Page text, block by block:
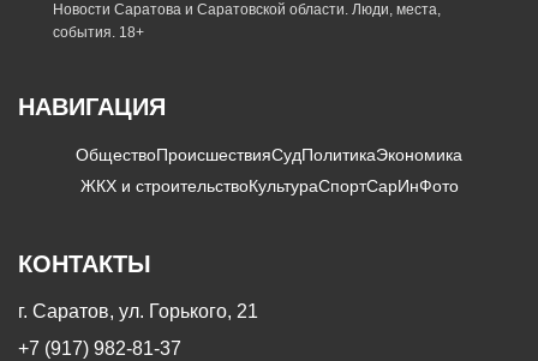
Новости Саратова и Саратовской области. Люди, места,
события. 18+
НАВИГАЦИЯ
ОбществоПроисшествияСудПолитикаЭкономика
ЖКХ и строительствоКультураСпортСарИнФото
КОНТАКТЫ
г. Саратов, ул. Горького, 21
+7 (917) 982-81-37